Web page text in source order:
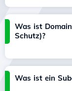
Was ist
Schutz)?
Was ist ein